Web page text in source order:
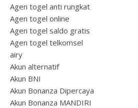
Agen togel anti rungkat
Agen togel online
Agen togel saldo gratis
Agen togel telkomsel
airy
Akun alternatif
Akun BNI
Akun Bonanza Dipercaya
Akun Bonanza MANDIRI